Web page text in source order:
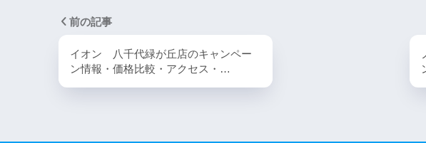
前の記事
イオン 八千代緑が丘店のキャンペー
ン情報・価格比較・アクセス・…